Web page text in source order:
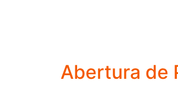
Abertura de